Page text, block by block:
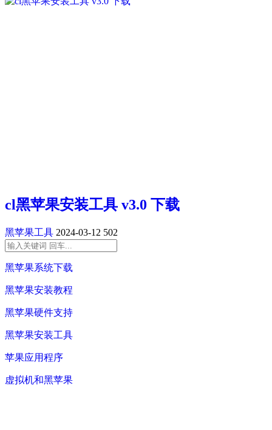
cl黑苹果安装工具 v3.0 下载
黑苹果工具 2024-03-12 502
黑苹果系统下载
黑苹果安装教程
黑苹果硬件支持
黑苹果安装工具
苹果应用程序
虚拟机和黑苹果